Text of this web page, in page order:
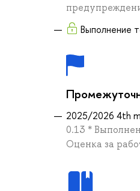
Выполнение
2025/2026 4th
0.13 *
Оценка за